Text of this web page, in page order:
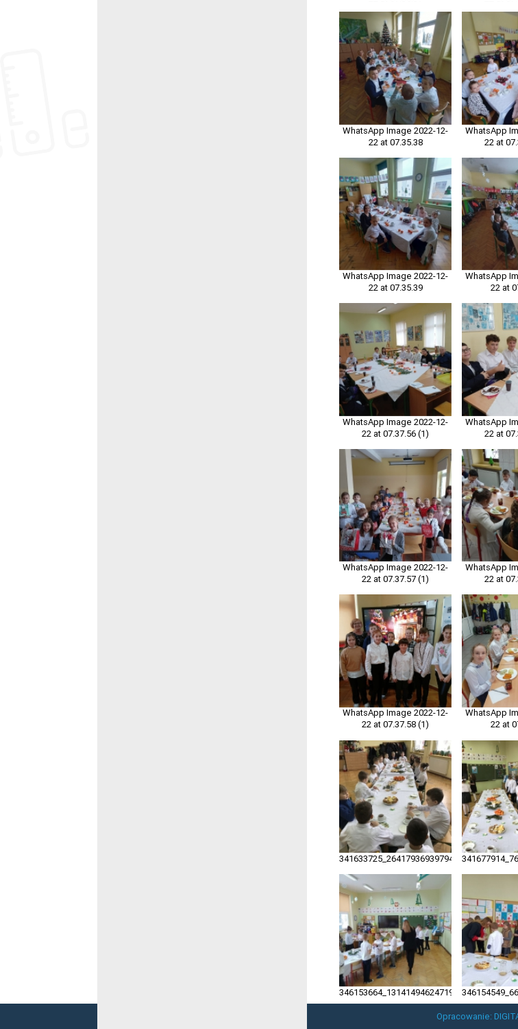
WhatsApp Image 2022-12-
22 at 07.35.38
WhatsApp
22 at
WhatsApp Image 2022-12-
22 at 07.35.39
WhatsApp
22 at
WhatsApp Image 2022-12-
22 at 07.37.56 (1)
WhatsApp
22 at
WhatsApp Image 2022-12-
22 at 07.37.57 (1)
WhatsApp
22 at
WhatsApp Image 2022-12-
22 at 07.37.58 (1)
WhatsApp
22 at
Opracowanie: